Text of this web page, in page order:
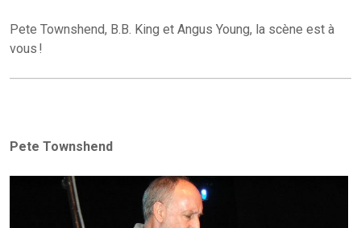
Pete Townshend, B.B. King et Angus Young, la scène est à
vous !
Pete Townshend